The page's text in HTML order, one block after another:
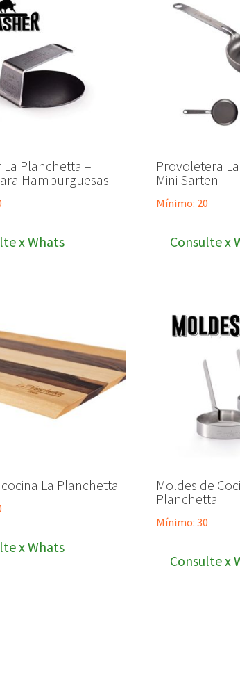
La Planchetta –
Hamburguesas
x Whats
Provoletera
Mini Sarten
Mínimo: 20
Consulte x
La Planchetta
x Whats
Moldes de
Planchetta
Mínimo: 30
Consulte x